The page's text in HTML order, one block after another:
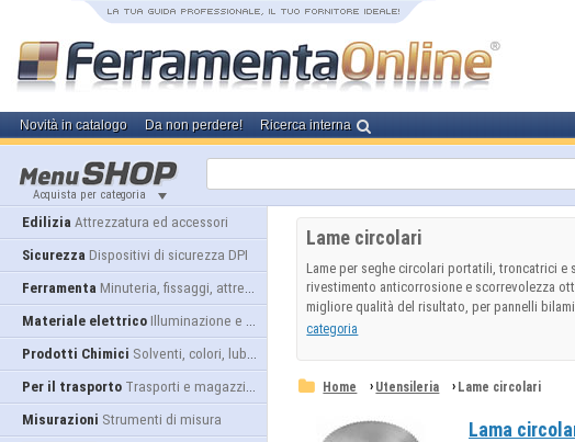
Novità in catalogo Da non perdere! Ricerca interna
Acquista per categoria
Edilizia Attrezzatura ed accessori
Sicurezza Dispositivi di sicurezza DPI
Ferramenta Minuteria, fissaggi, attrezzatura
Materiale elettrico Illuminazione e alimentazione
Prodotti Chimici Solventi, colori, lubrificanti...
Per il trasporto Trasporti e magazzino
Misurazioni Strumenti di misura
Lame circolari
Lame per seghe circolari portatili, troncatrici e
rivestimento anticorrosione e scorrevolezza
migliore qualità del risultato, per pannelli
categoria
Home › Utensileria › Lame circolari
Lama